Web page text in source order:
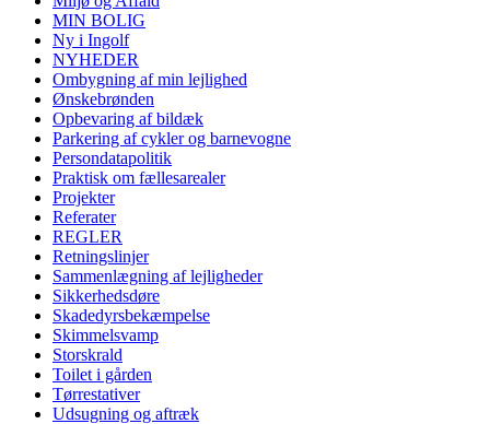
MIN BOLIG
Ny i Ingolf
NYHEDER
Ombygning af min lejlighed
Ønskebrønden
Opbevaring af bildæk
Parkering af cykler og barnevogne
Persondatapolitik
Praktisk om fællesarealer
Projekter
Referater
REGLER
Retningslinjer
Sammenlægning af lejligheder
Sikkerhedsdøre
Skadedyrsbekæmpelse
Skimmelsvamp
Storskrald
Toilet i gården
Tørrestativer
Udsugning og aftræk